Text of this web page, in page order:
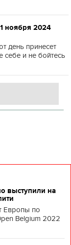
ноября 2024
день принесет
себе и не бойтесь
выступили на
Европы по
Belgium 2022